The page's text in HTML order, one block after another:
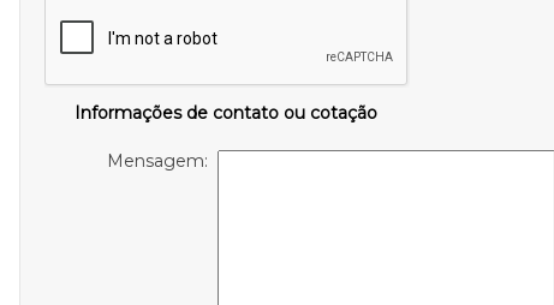
Informações de contato ou cotação
Mensagem: